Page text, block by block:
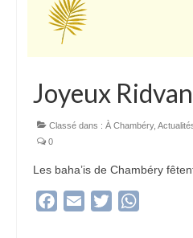
Joyeux
Classé dans : À Chambéry,
0
Les baha’is de Chambéry
Facebook
Email Twitter